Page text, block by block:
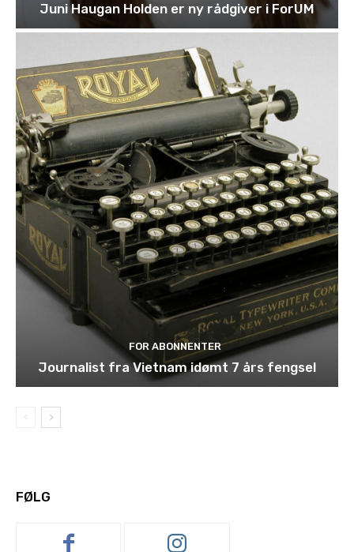
Juni Haugan Holden er ny rådgiver i ForUM
FOR ABONNENTER
Journalist fra Vietnam idømt 7 års fengsel
FØLG